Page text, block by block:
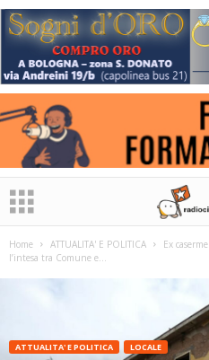
Home ATTUALITA' E POLITICA
Ex
l’intesa tra Comune e...
ATTUALITA' E POLITICA LOCALE